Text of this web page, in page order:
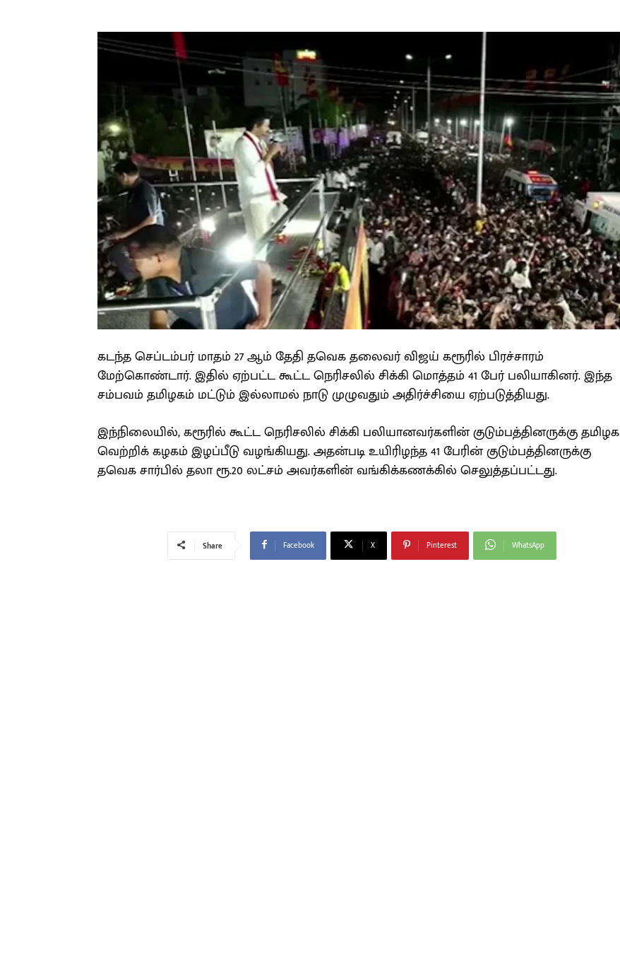
கடந்த செப்டம்பர் மாதம் 27 ஆம் தேதி தவெக தலைவர் விஜய் கரூரில் பிரச்சாரம்
மேற்கொண்டார். இதில் ஏற்பட்ட கூட்ட நெரிசலில் சிக்கி மொத்தம் 41 பேர் பலியாகினர். இந்த
சம்பவம் தமிழகம் மட்டும் இல்லாமல் நாடு முழுவதும் அதிர்ச்சியை ஏற்படுத்தியது.
இந்நிலையில், கரூரில் கூட்ட நெரிசலில் சிக்கி பலியானவர்களின் குடும்பத்தினருக்கு தமிழக
வெற்றிக் கழகம் இழப்பீடு வழங்கியது. அதன்படி உயிரிழந்த 41 பேரின் குடும்பத்தினருக்கு
தவெக சார்பில் தலா ரூ.20 லட்சம் அவர்களின் வங்கிக்கணக்கில் செலுத்தப்பட்டது.
Share Facebook X Pinterest WhatsApp